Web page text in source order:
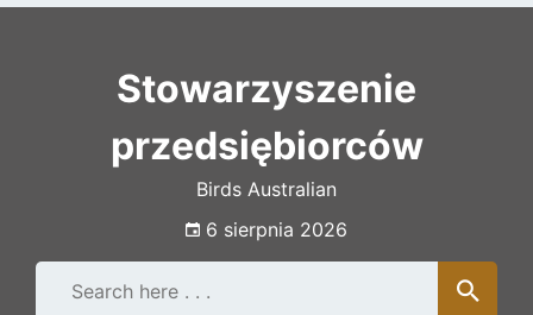
Stowarzyszenie
przedsiębiorców
Birds Australian
6 sierpnia 2026